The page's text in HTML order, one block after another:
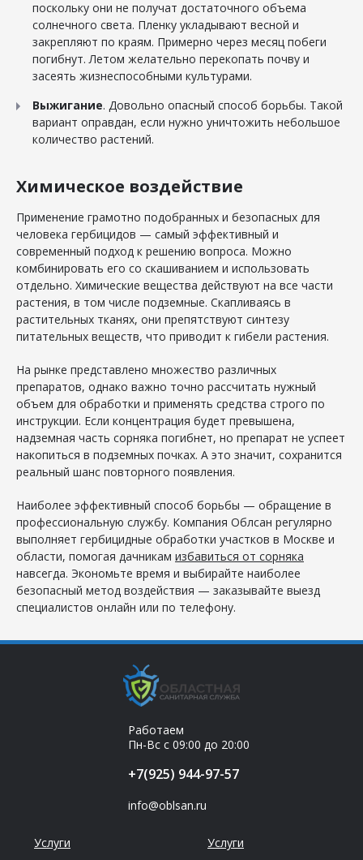
поскольку они не получат достаточного объема
солнечного света. Пленку укладывают весной и
закрепляют по краям. Примерно через месяц побеги
погибнут. Летом желательно перекопать почву и
засеять жизнеспособными культурами.
Выжигание. Довольно опасный способ борьбы. Такой
вариант оправдан, если нужно уничтожить небольшое
количество растений.
Химическое воздействие
Применение грамотно подобранных и безопасных для
человека гербицидов — самый эффективный и
современный подход к решению вопроса. Можно
комбинировать его со скашиванием и использовать
отдельно. Химические вещества действуют на все части
растения, в том числе подземные. Скапливаясь в
растительных тканях, они препятствуют синтезу
питательных веществ, что приводит к гибели растения.
На рынке представлено множество различных
препаратов, однако важно точно рассчитать нужный
объем для обработки и применять средства строго по
инструкции. Если концентрация будет превышена,
надземная часть сорняка погибнет, но препарат не успеет
накопиться в подземных почках. А это значит, сохранится
реальный шанс повторного появления.
Наиболее эффективный способ борьбы — обращение в
профессиональную службу. Компания Облсан регулярно
выполняет гербицидные обработки участков в Москве и
области, помогая дачникам избавиться от сорняка
навсегда. Экономьте время и выбирайте наиболее
безопасный метод воздействия — заказывайте выезд
специалистов онлайн или по телефону.
Работаем
Пн-Вс с 09:00 до 20:00
+7(925) 944-97-57
info@oblsan.ru
Услуги
Услуги